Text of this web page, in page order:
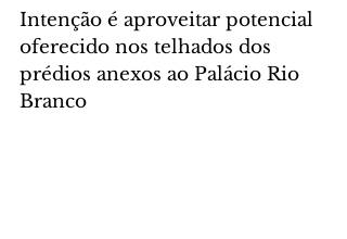
Intenção é aproveitar potencial
oferecido nos telhados dos
prédios anexos ao Palácio Rio
Branco